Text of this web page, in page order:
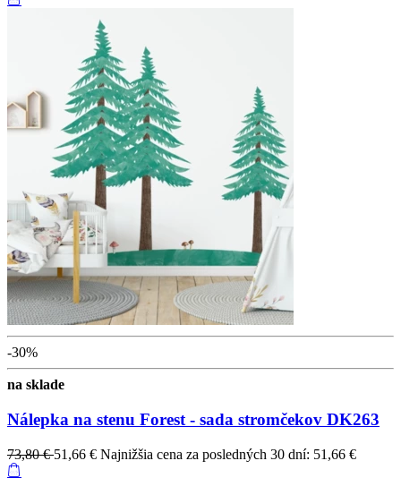
-30%
na sklade
Nálepka na stenu Forest - sada stromčekov DK263
73,80 €51,66 € Najnižšia cena za posledných 30 dní: 51,66 €